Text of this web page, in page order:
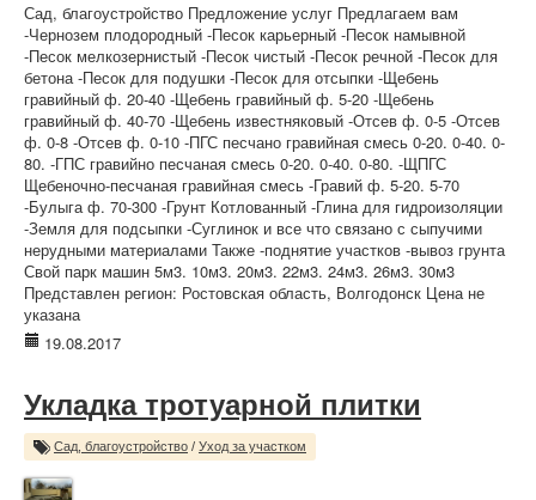
Сад, благоустройство Предложение услуг Предлагаем вам
-Чернозем плодородный -Песок карьерный -Песок намывной
-Песок мелкозернистый -Песок чистый -Песок речной -Песок для
бетона -Песок для подушки -Песок для отсыпки -Щебень
гравийный ф. 20-40 -Щебень гравийный ф. 5-20 -Щебень
гравийный ф. 40-70 -Щебень известняковый -Отсев ф. 0-5 -Отсев
ф. 0-8 -Отсев ф. 0-10 -ПГС песчано гравийная смесь 0-20. 0-40. 0-
80. -ГПС гравийно песчаная смесь 0-20. 0-40. 0-80. -ЩПГС
Щебеночно-песчаная гравийная смесь -Гравий ф. 5-20. 5-70
-Булыга ф. 70-300 -Грунт Котлованный -Глина для гидроизоляции
-Земля для подсыпки -Суглинок и все что связано с сыпучими
нерудными материалами Также -поднятие участков -вывоз грунта
Свой парк машин 5м3. 10м3. 20м3. 22м3. 24м3. 26м3. 30м3
Представлен регион: Ростовская область, Волгодонск Цена не
указана
19.08.2017
Укладка тротуарной плитки
Сад, благоустройство / Уход за участком